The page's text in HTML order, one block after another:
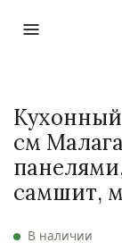
В наличии
см
самшит,